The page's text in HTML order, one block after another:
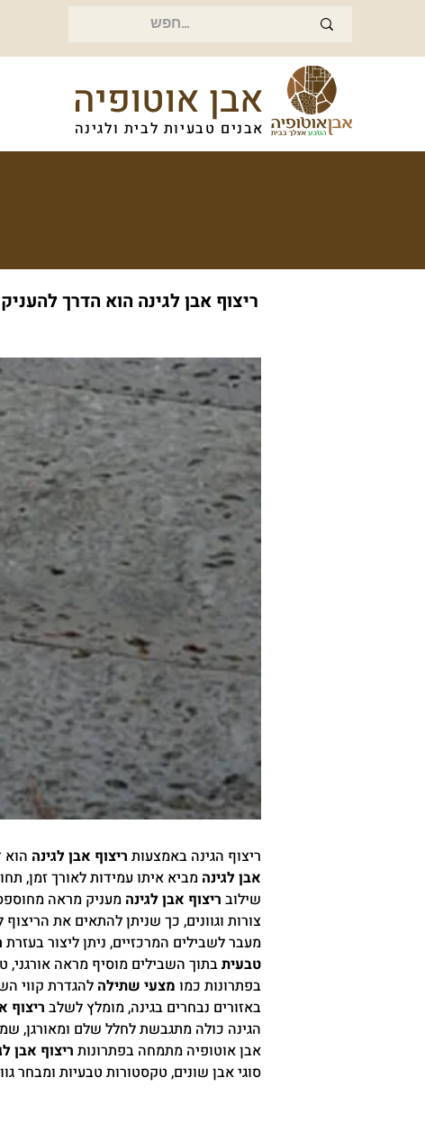
אבן אוטופיה
אבנים טבעיות לבית ולגינה
ריצוף אבן לגינה הוא הדרך
ריצוף הגינה באמצעות ריצוף אבן לגינה הוא
אבן לגינה מביא איתו עמידות לאורך זמן,
שילוב ריצוף אבן לגינה מעניק מראה
צורות וגוונים, כך שניתן להתאים את
מעבר לשבילים המרכזיים, ניתן ליצור בעזרת
טבעיתבתוך השבילים מוסיף מראה אורגני,
בפתרונות כמו מצעי שתילה להגדרת קווי
באזורים נבחרים בגינה, מומלץ לשלב ריצוף
הגינה כולה מתגבשת לחלל שלם ומאורגן,
אבן אוטופיה מתמחה בפתרונות ריצוף אבן
סוגי אבן שונים, טקסטורות טבעיות ומבחר